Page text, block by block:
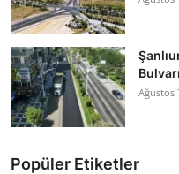
Ağustos
Popüler Etiketler